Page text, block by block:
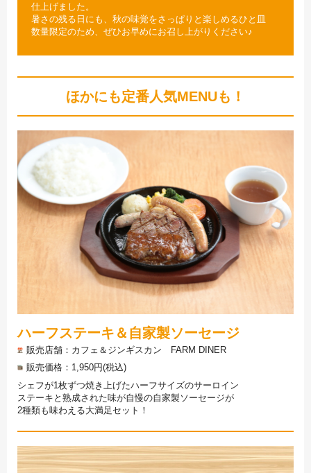
仕上げました。
暑さの残る日にも、秋の味覚をさっぱりと楽しめるひと皿
数量限定のため、ぜひお早めにお召し上がりください♪
ほかにも定番人気MENUも！
ハーフステーキ＆自家製ソーセージ
販売店舗
カフェ＆ジンギスカン FARM DINER
販売価格
1,950円(税込)
シェフが1枚ずつ焼き上げたハーフサイズのサーロイン
ステーキと熟成された味が自慢の自家製ソーセージが
2種類も味わえる大満足セット！